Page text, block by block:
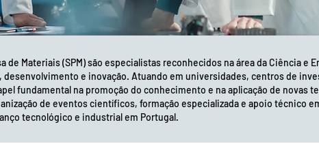
de Materiais (SPM) são especialistas reconhecidos na área da Ciência e
e inovação. Atuando em universidades, centros de
fundamental na promoção do conhecimento e na aplicação de novas
de eventos científicos, formação especializada e apoio técnico
tecnológico e industrial em Portugal.